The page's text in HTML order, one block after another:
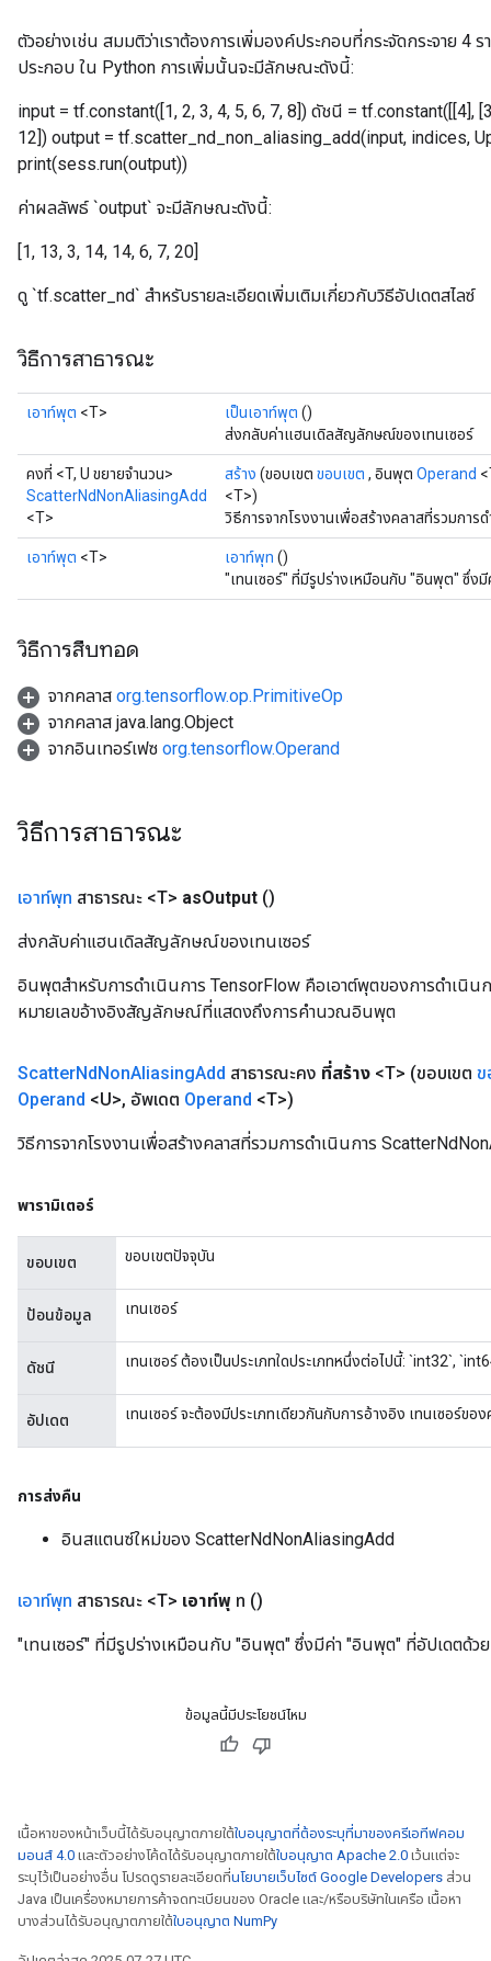
ตัวอย่างเช่น สมมติว่าเราต้องการเพิ่มองค์ประกอบที่กระจัดกระจาย 4
ประกอบ ใน Python การเพิ่มนั้นจะมีลักษณะดังนี้:
input = tf.constant([1, 2, 3, 4, 5, 6, 7, 8]) ดัชนี = tf.constant([[4],
12]) output = tf.scatter_nd_non_aliasing_add(input, indices,
print(sess.run(output))
ค่าผลลัพธ์ `output` จะมีลักษณะดังนี้:
[1, 13, 3, 14, 14, 6, 7, 20]
ดู `tf.scatter_nd` สำหรับรายละเอียดเพิ่มเติมเกี่ยวกับวิธีอัปเดตสไลซ์
วิธีการสาธารณะ
เอาท์พุต <T> เป็นเอาท์พุต ()
ส่งกลับค่าแฮนเดิลสัญลักษณ์ของเทนเซอร์
คงที่ <T, U ขยายจำนวน>
ScatterNdNonAliasingAdd
<T>
สร้าง (ขอบเขต ขอบเขต , อินพุต Operand
<T>)
วิธีการจากโรงงานเพื่อสร้างคลาสที่รวมกา
เอาท์พุต <T> เอาท์พุท ()
"เทนเซอร์" ที่มีรูปร่างเหมือนกับ "อินพุต" ซึ่ง
วิธีการสืบทอด
จากคลาส org.tensorflow.op.PrimitiveOp
จากคลาส java.lang.Object
จากอินเทอร์เฟซ org.tensorflow.Operand
วิธีการสาธารณะ
เอาท์พุท สาธารณะ <T> asOutput ()
ส่งกลับค่าแฮนเดิลสัญลักษณ์ของเทนเซอร์
อินพุตสำหรับการดำเนินการ TensorFlow คือเอาต์พุตของการดำเนิน
หมายเลขอ้างอิงสัญลักษณ์ที่แสดงถึงการคำนวณอินพุต
ScatterNdNonAliasingAdd สาธารณะคง ที่สร้าง <T> (ขอบเขต ข
Operand <U>, อัพเดต Operand <T>)
วิธีการจากโรงงานเพื่อสร้างคลาสที่รวมการดำเนินการ
พารามิเตอร์
ขอบเขต ขอบเขตปัจจุบัน
ป้อนข้อมูล เทนเซอร์
ดัชนี เทนเซอร์ ต้องเป็นประเภทใดประเภทหนึ่งต่อไปนี้: `int32`,
อัปเดต เทนเซอร์ จะต้องมีประเภทเดียวกันกับการอ้างอิง เทนเซอร์ข
การส่งคืน
อินสแตนซ์ใหม่ของ ScatterNdNonAliasingAdd
เอาท์พุท สาธารณะ <T> เอาท์พุ ท ()
"เทนเซอร์" ที่มีรูปร่างเหมือนกับ "อินพุต" ซึ่งมีค่า "อินพุต" ที่อัปเดตด้ว
ข้อมูลนี้มีประโยชน์ไหม
เนื้อหาของหน้าเว็บนี้ได้รับอนุญาตภายใต้ใบอนุญาตที่ต้องระบุที่มาของครีเอทีฟคอม
มอนส์ 4.0 และตัวอย่างโค้ดได้รับอนุญาตภายใต้ใบอนุญาต Apache 2.0 เว้นแต่จะ
ระบุไว้เป็นอย่างอื่น โปรดดูรายละเอียดที่นโยบายเว็บไซต์ Google Developers ส่วน
Java เป็นเครื่องหมายการค้าจดทะเบียนของ Oracle และ/หรือบริษัทในเครือ เนื้อหา
บางส่วนได้รับอนุญาตภายใต้ใบอนุญาต NumPy